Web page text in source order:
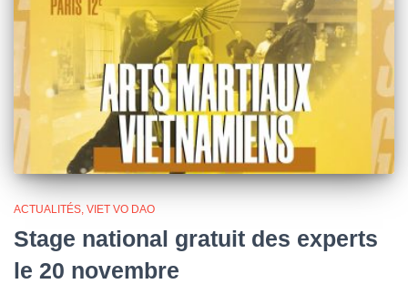
ACTUALITÉS VIET VO DAO
Stage national gratuit des experts
le 20 novembre